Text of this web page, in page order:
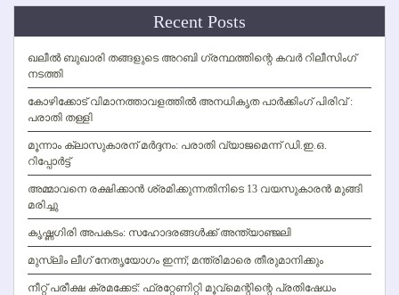
Recent Posts
ഖലീല്‍ ബുഖാരി തങ്ങളുടെ അറബി ഗ്രന്ഥത്തിന്റെ കവര്‍ റിലീസിംഗ്
നടത്തി
കോഴിക്കോട് വിമാനത്താവളത്തില്‍ അനധികൃത പാര്‍ക്കിംഗ് പിരിവ് :
പരാതി തള്ളി
മൂന്നാം ക്ലാസുകാരന് മര്‍ദ്ദനം: പരാതി വ്യാജമെന്ന് ഡി.ഇ.ഒ.
റിപ്പോര്‍ട്ട്
അമ്മാവനെ രക്ഷിക്കാന്‍ ശ്രമിക്കുന്നതിനിടെ 13 വയസുകാരന്‍ മുങ്ങി
മരിച്ചു
കൃഷ്ണഗിരി അപകടം: സഹോദരങ്ങള്‍ക്ക് അന്ത്യാഞ്ജലി
മുസ്ലിം ലീഗ് നേതൃയോഗം ഇന്ന്; മന്ത്രിമാരെ തീരുമാനിക്കും
നീറ്റ് പരീക്ഷ ക്രമക്കേട്: ഫ്രറ്റേണിറ്റി മൂവ്‌മെന്റിന്റെ പ്രതിഷേധം